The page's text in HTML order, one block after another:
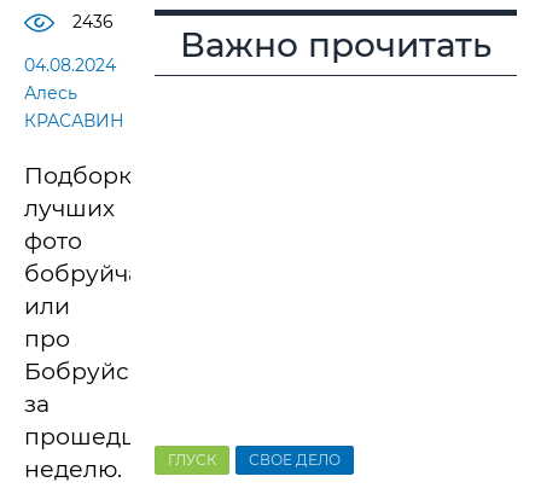
2436
04.08.2024
Алесь
КРАСАВИН
Подборка
лучших
фото
бобруйчан
или
про
Бобруйск
за
прошедшую
неделю.
Важно прочитать
ГЛУСК СВОЕ ДЕЛО